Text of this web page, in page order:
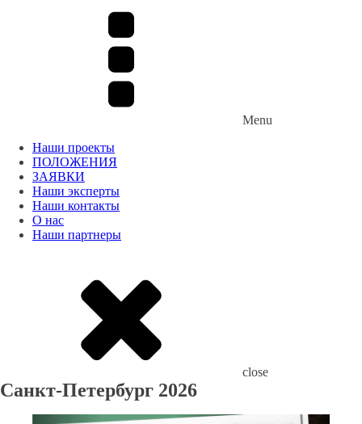
Menu
Наши проекты
ПОЛОЖЕНИЯ
ЗАЯВКИ
Наши эксперты
Наши контакты
О нас
Наши партнеры
close
Санкт-Петербург 2026